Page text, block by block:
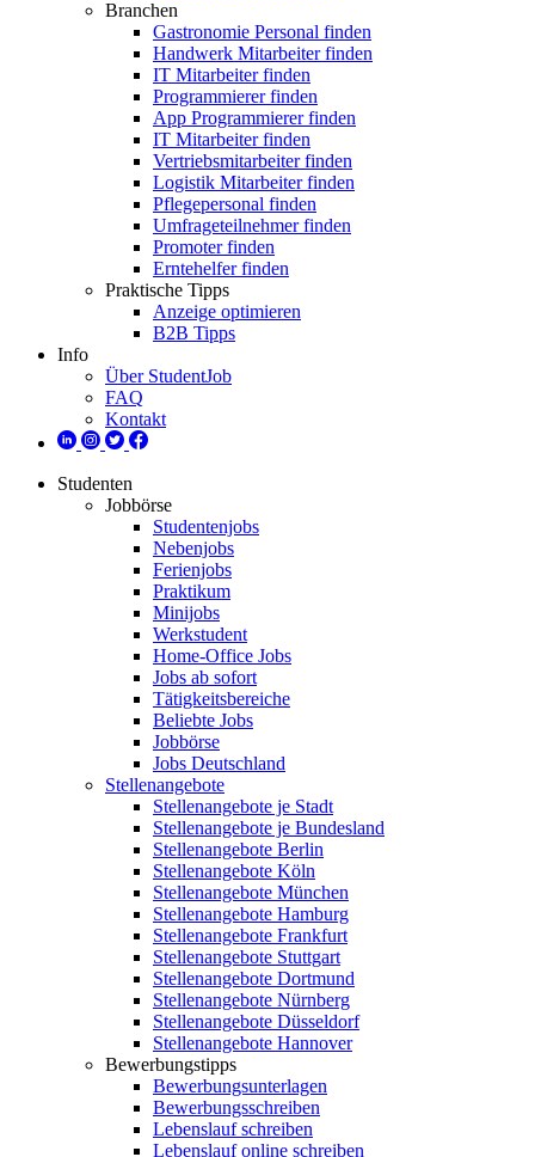
Branchen
Gastronomie Personal finden
Handwerk Mitarbeiter finden
IT Mitarbeiter finden
Programmierer finden
App Programmierer finden
IT Mitarbeiter finden
Vertriebsmitarbeiter finden
Logistik Mitarbeiter finden
Pflegepersonal finden
Umfrageteilnehmer finden
Promoter finden
Erntehelfer finden
Praktische Tipps
Anzeige optimieren
B2B Tipps
Info
Über StudentJob
FAQ
Kontakt
Studenten
Jobbörse
Studentenjobs
Nebenjobs
Ferienjobs
Praktikum
Minijobs
Werkstudent
Home-Office Jobs
Jobs ab sofort
Tätigkeitsbereiche
Beliebte Jobs
Jobbörse
Jobs Deutschland
Stellenangebote
Stellenangebote je Stadt
Stellenangebote je Bundesland
Stellenangebote Berlin
Stellenangebote Köln
Stellenangebote München
Stellenangebote Hamburg
Stellenangebote Frankfurt
Stellenangebote Stuttgart
Stellenangebote Dortmund
Stellenangebote Nürnberg
Stellenangebote Düsseldorf
Stellenangebote Hannover
Bewerbungstipps
Bewerbungsunterlagen
Bewerbungsschreiben
Lebenslauf schreiben
Lebenslauf online schreiben